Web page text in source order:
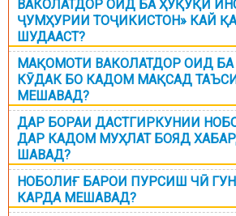
ВАКОЛАТДОР ОИД БА ҲУҚУҚИ
ҶУМҲУРИИ ТОҶИКИСТОН» КАЙ
ШУДААСТ?
МАҚОМОТИ ВАКОЛАТДОР ОИД БА
КӮДАК БО КАДОМ МАҚСАД
МЕШАВАД?
ДАР БОРАИ ДАСТГИРКУНИИ
ДАР КАДОМ МУҲЛАТ БОЯД
ШАВАД?
НОБОЛИҒ БАРОИ ПУРСИШ ЧӢ
КАРДА МЕШАВАД?